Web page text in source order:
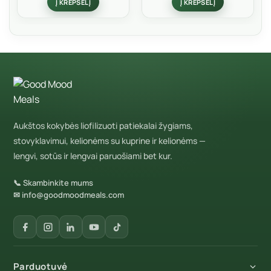
Į KREPŠELĮ Į KREPŠELĮ
Aukštos kokybės liofilizuoti patiekalai žygiams,
stovyklavimui, kelionėms su kuprine ir kelionėms —
lengvi, sotūs ir lengvai paruošiami bet kur.
📞 Skambinkite mums
✉ info@goodmoodmeals.com
Parduotuvė